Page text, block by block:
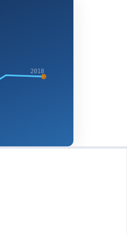
2018